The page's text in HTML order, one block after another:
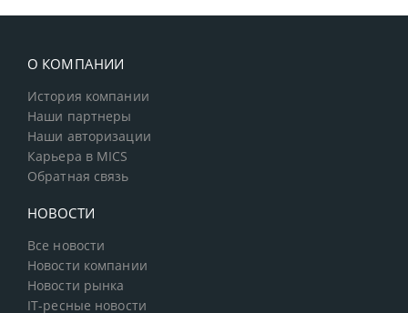
О КОМПАНИИ
История компании
Наши партнеры
Наши авторизации
Карьера в MICS
Обратная связь
НОВОСТИ
Все новости
Новости компании
Новости рынка
IT-ресные новости